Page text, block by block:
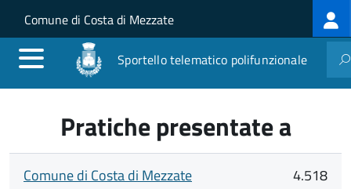
Salta al contenuto principale
Skip to site navigation
Comune di Costa di Mezzate
Sportello telematico polifunzionale
Pratiche presentate a
Comune di Costa di Mezzate 4.518